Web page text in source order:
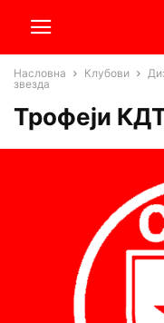
Насловна Клубови
звезда
Трофеји